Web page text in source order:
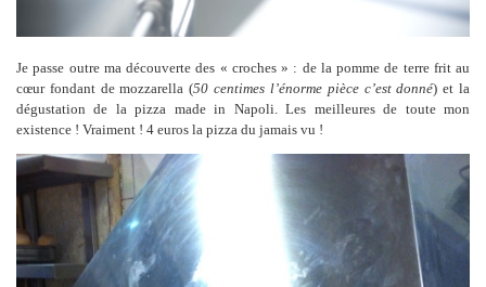
Je passe outre ma découverte des « croches » : de la pomme de terre frit au
cœur fondant de mozzarella (50 centimes l’énorme pièce c’est donné) et la
dégustation de la pizza made in Napoli. Les meilleures de toute mon
existence ! Vraiment ! 4 euros la pizza du jamais vu !